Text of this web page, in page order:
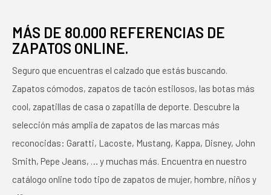
MÁS DE 80.000 REFERENCIAS DE
ZAPATOS ONLINE.
Seguro que encuentras el calzado que estás buscando.
Zapatos cómodos, zapatos de tacón estilosos, las botas más
cool, zapatillas de casa o zapatilla de deporte. Descubre la
selección más amplia de zapatos de las marcas más
reconocidas: Garatti, Lacoste, Mustang, Kappa, Disney, John
Smith, Pepe Jeans, … y muchas más. Encuentra en nuestro
catálogo online todo tipo de zapatos de mujer, hombre, niños y